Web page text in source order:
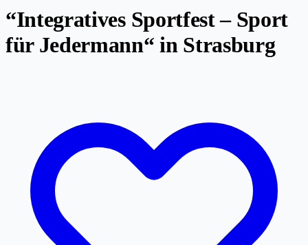
“Integratives Sportfest – Sport
für Jedermann“ in Strasburg